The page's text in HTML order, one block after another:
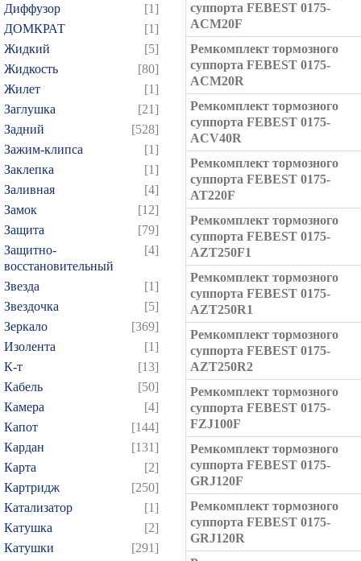
Диффузор
[1]
ДОМКРАТ
[1]
Жидкий
[5]
Жидкость
[80]
Жилет
[1]
Заглушка
[21]
Задний
[528]
Зажим-клипса
[1]
Заклепка
[1]
Заливная
[4]
Замок
[12]
Защита
[79]
Защитно-
восстановительный
[4]
Звезда
[1]
Звездочка
[5]
Зеркало
[369]
Изолента
[1]
К-т
[13]
Кабель
[50]
Камера
[4]
Капот
[144]
Кардан
[131]
Карта
[2]
Картридж
[250]
Катализатор
[1]
Катушка
[2]
Катушки
[291]
суппорта FEBEST 0175-
ACM20F
Ремкомплект тормозного
суппорта FEBEST 0175-
ACM20R
Ремкомплект тормозного
суппорта FEBEST 0175-
ACV40R
Ремкомплект тормозного
суппорта FEBEST 0175-
AT220F
Ремкомплект тормозного
суппорта FEBEST 0175-
AZT250F1
Ремкомплект тормозного
суппорта FEBEST 0175-
AZT250R1
Ремкомплект тормозного
суппорта FEBEST 0175-
AZT250R2
Ремкомплект тормозного
суппорта FEBEST 0175-
FZJ100F
Ремкомплект тормозного
суппорта FEBEST 0175-
GRJ120F
Ремкомплект тормозного
суппорта FEBEST 0175-
GRJ120R